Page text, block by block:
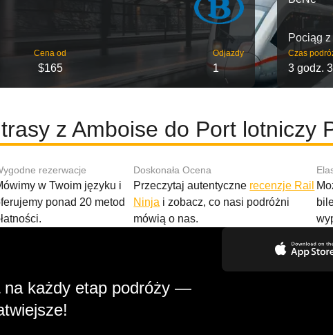
Cena od
$165
Odjazdy
1
Pociąg
Czas
3 godz.
z Amboise do Port lotniczy
rezerwacje
w Twoim języku i
ponad 20 metod
Doskonała Ocena
Przeczytaj autentyczne recenzje Rail
Ninja i zobacz, co nasi podróżni
mówią o nas.
na każdy etap podróży —